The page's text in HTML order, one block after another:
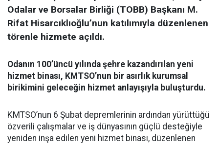
Odalar ve Borsalar Birliği (TOBB) Başkanı M.
Rifat Hisarcıklıoğlu’nun katılımıyla düzenlenen
törenle hizmete açıldı.
Odanın 100’üncü yılında şehre kazandırılan yeni
hizmet binası, KMTSO’nun bir asırlık kurumsal
birikimini geleceğin hizmet anlayışıyla buluşturdu.
KMTSO’nun 6 Şubat depremlerinin ardından yürüttüğü
özverili çalışmalar ve iş dünyasının güçlü desteğiyle
yeniden inşa edilen yeni hizmet binası, düzenlenen